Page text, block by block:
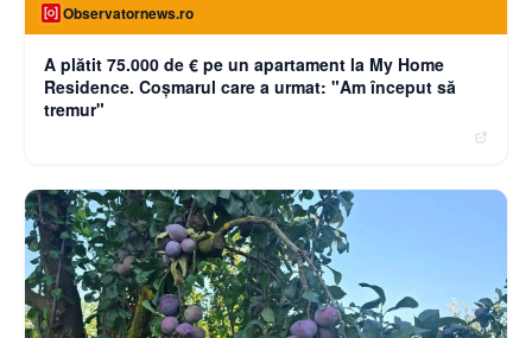
Observatornews.ro
A plătit 75.000 de € pe un apartament la My Home
Residence. Coşmarul care a urmat: "Am început să
tremur"